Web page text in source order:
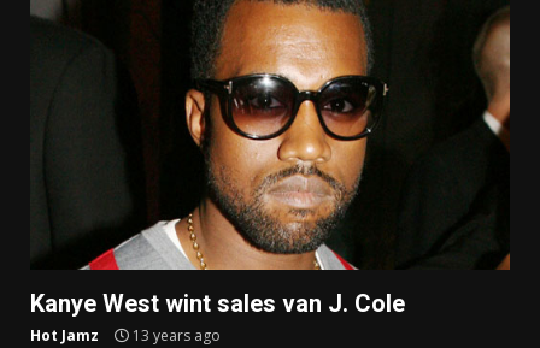
Kanye West wint sales van J. Cole
Hot Jamz 13 years ago